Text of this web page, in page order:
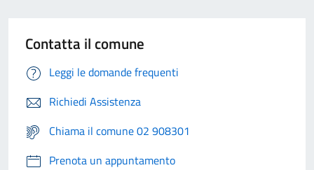
Contatta il comune
Leggi le domande frequenti
Richiedi Assistenza
Chiama il comune 02 908301
Prenota un appuntamento